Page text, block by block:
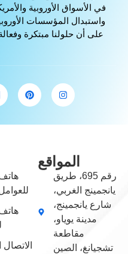
في الأسواق الأوروبية
واستبدال المؤسسات
على أن حلولنا مبتكرة
المواقع
رقم 695، طريق
يانجمينج الغربي،
شارع يانجمينج،
مدينة يوياو،
مقاطعة
تشجيانغ، الصين